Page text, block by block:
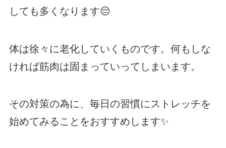
しても多くなります😔
体は徐々に老化していくものです。何もしな
ければ筋肉は固まっていってしまいます。
その対策の為に、毎日の習慣にストレッチを
始めてみることをおすすめします✨